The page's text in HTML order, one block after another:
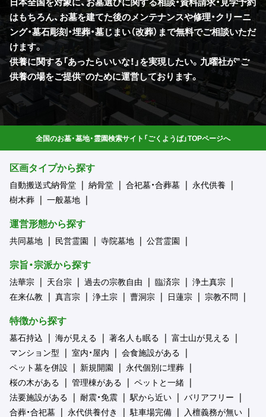
はもちろん、お墓を建てた後のメンテナンスや修理・クリーニ
ング・墓石彫刻・埋葬・墓じまい（改葬）まで無料でご相談いただ
けます。
供養に関する「あったらいいな！」を実現したい。九曜社が”ご
供養の場をご提供”のために運営しております。
全国のお墓・墓地・霊園検索サイト「ごくようば」TOPページへ
区画タイプから探す
自動搬送式納骨堂 納骨堂 合祀墓・合葬墓
永代供養
樹木葬
一般墓地
運営形態から探す
共同墓地 民営霊園 寺院墓地 公営霊園
宗旨・宗派から探す
法華宗 天台宗 過去の宗教自由 臨済宗
浄土真宗
在来仏教
真言宗 浄土宗 曹洞宗 日蓮宗 宗教不問
特徴から探す
墓石持込 海が見える 著名人も眠る
富士山が見える
マンション型
室内・屋内
会食施設がある
ペット墓を併設
新規開園
永代個別に埋葬
桜の木がある
管理棟がある
ペットと一緒
法要施設がある
耐震・免震 駅から近い
バリアフリー
合葬・合祀墓
永代供養付き 駐車場完備 入檀義務が無い